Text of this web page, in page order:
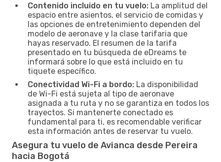
Contenido incluido en tu vuelo: La amplitud del
espacio entre asientos, el servicio de comidas y
las opciones de entretenimiento dependen del
modelo de aeronave y la clase tarifaria que
hayas reservado. El resumen de la tarifa
presentado en tu búsqueda de eDreams te
informará sobre lo que está incluido en tu
tiquete específico.
Conectividad Wi-Fi a bordo: La disponibilidad
de Wi-Fi está sujeta al tipo de aeronave
asignada a tu ruta y no se garantiza en todos los
trayectos. Si mantenerte conectado es
fundamental para ti, es recomendable verificar
esta información antes de reservar tu vuelo.
Asegura tu vuelo de Avianca desde Pereira
hacia Bogotá